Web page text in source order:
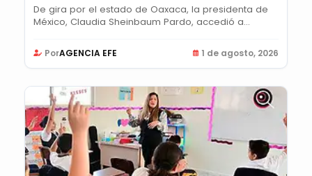
De gira por el estado de Oaxaca, la presidenta de
México, Claudia Sheinbaum Pardo, accedió a...
PorAGENCIA EFE 1 de agosto, 2026